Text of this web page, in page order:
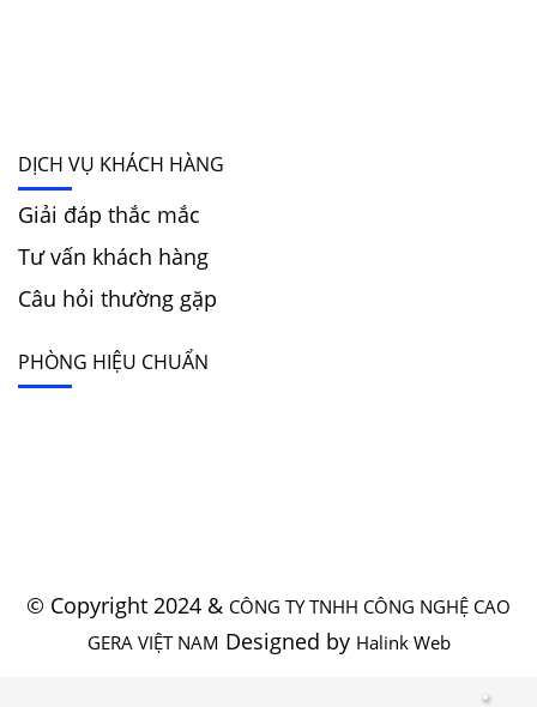
DỊCH VỤ KHÁCH HÀNG
Giải đáp thắc mắc
Tư vấn khách hàng
Câu hỏi thường gặp
PHÒNG HIỆU CHUẨN
© Copyright 2024 & CÔNG TY TNHH CÔNG NGHỆ CAO
GERA VIỆT NAM Designed by Halink Web